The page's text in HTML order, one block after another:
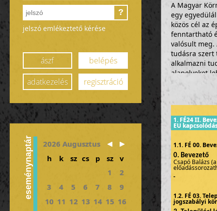
?
jelszó emlékeztető kérése
ászf
belépés
adatkezelés
regisztráció
eseménynaptár
2026 Augusztus
h
k sz cs p sz
v
1
2
3
4 5 6 7 8
9
10 11 12 13 14 15 16
A Magyar
egy
közös cél az
fenntartható
valósult meg.
tudásra szert
alkalmazni
alapelveket
A
rendelkező
korábbi
lehetőség (A
elsajátításra.
megfelelés
1. FÉ24 II.
EU
1.1. FÉ 00.
0. Bevezető
Csapó Balázs
-
1.2. FÉ 03.
jogszabályi